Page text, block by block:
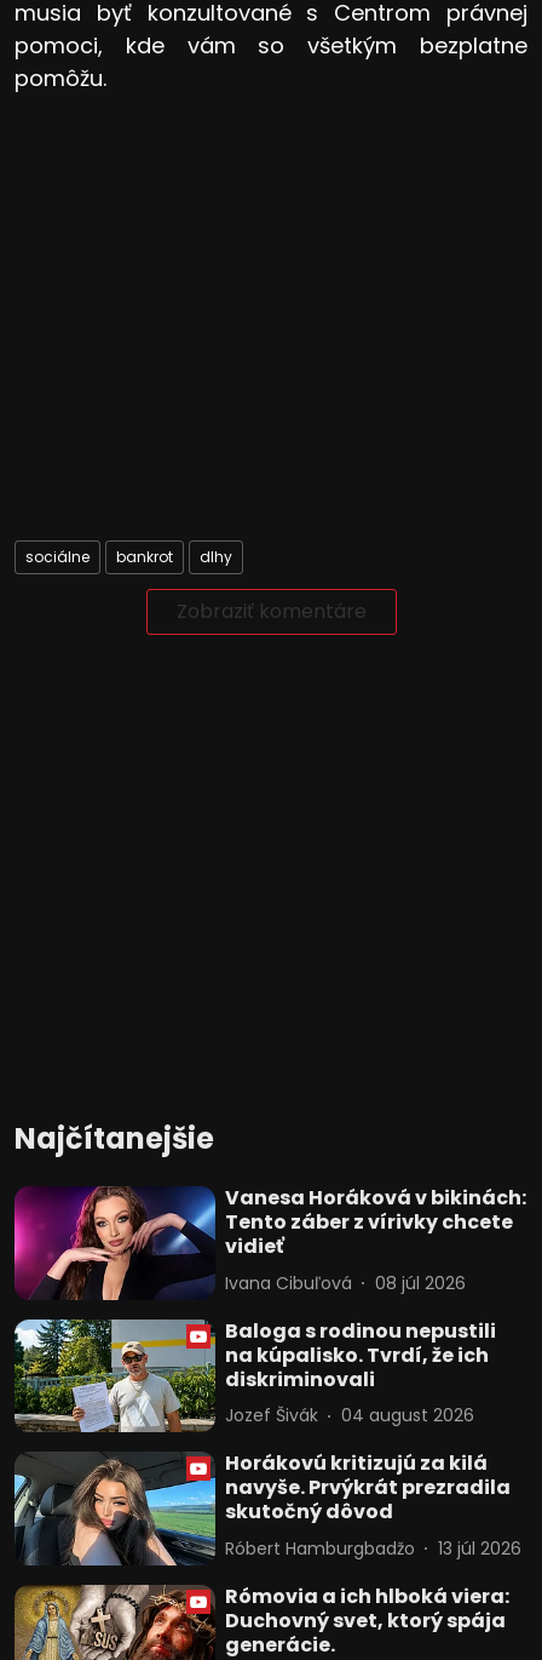
musia byť konzultované s Centrom právnej
pomoci, kde vám so všetkým bezplatne
pomôžu.
sociálne bankrot dlhy
Zobraziť komentáre
Najčítanejšie
Vanesa Horáková v bikinách:
Tento záber z vírivky chcete
vidieť
Ivana Cibuľová 08 júl 2026
Baloga s rodinou nepustili
na kúpalisko. Tvrdí, že ich
diskriminovali
Jozef Šivák 04 august 2026
Horákovú kritizujú za kilá
navyše. Prvýkrát prezradila
skutočný dôvod
Róbert Hamburgbadžo 13 júl 2026
Rómovia a ich hlboká viera:
Duchovný svet, ktorý spája
generácie.